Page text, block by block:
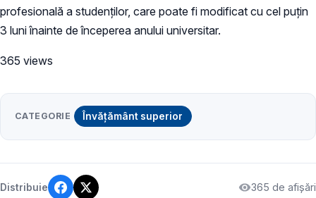
profesională a studenţilor, care poate fi modificat cu cel puţin
3 luni înainte de începerea anului universitar.
365 views
CATEGORIE Învățământ superior
Distribuie 365 de afișări